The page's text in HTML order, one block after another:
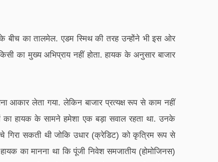
के बीच का तालमेल. एडम स्मिथ की तरह उन्होंने भी इस ओर
का मुख्य अभिप्राय नहीं होता. हायक के अनुसार बाजार
आकार लेता गया. लेकिन बाजार प्रत्यक्ष रूप से काम नहीं
का हायक के सामने हमेशा एक बड़ा सवाल रहता था. उनके
गिरा सकती थी जोकि उधार (क्रेडिट) को कृत्रिम रूप से
का मानना था कि पूंजी निवेश समजातीय (होमोजिनस)